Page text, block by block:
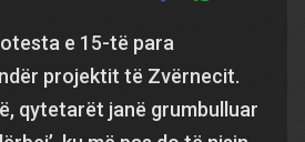
e 15-të para
projektit të Zvërnecit.
qytetarët janë grumbulluar